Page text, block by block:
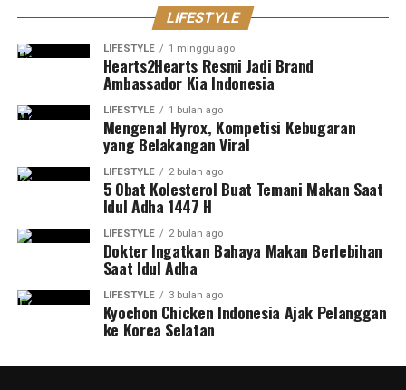
LIFESTYLE
LIFESTYLE 1 minggu ago
Hearts2Hearts Resmi Jadi Brand
Ambassador Kia Indonesia
LIFESTYLE 1 bulan ago
Mengenal Hyrox, Kompetisi Kebugaran
yang Belakangan Viral
LIFESTYLE 2 bulan ago
5 Obat Kolesterol Buat Temani Makan Saat
Idul Adha 1447 H
LIFESTYLE 2 bulan ago
Dokter Ingatkan Bahaya Makan Berlebihan
Saat Idul Adha
LIFESTYLE 3 bulan ago
Kyochon Chicken Indonesia Ajak Pelanggan
ke Korea Selatan